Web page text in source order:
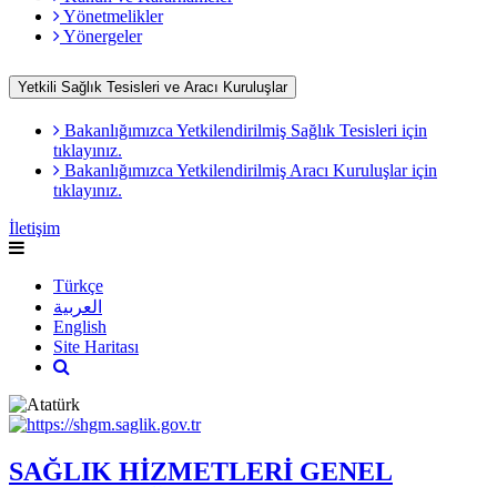
Yönetmelikler
Yönergeler
Yetkili Sağlık Tesisleri ve Aracı Kuruluşlar
Bakanlığımızca Yetkilendirilmiş Sağlık Tesisleri için
tıklayınız.
Bakanlığımızca Yetkilendirilmiş Aracı Kuruluşlar için
tıklayınız.
İletişim
Türkçe
العربية
English
Site Haritası
SAĞLIK HİZMETLERİ GENEL